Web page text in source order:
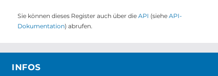
Sie können dieses Register auch über die API (siehe API-
Dokumentation) abrufen.
INFOS